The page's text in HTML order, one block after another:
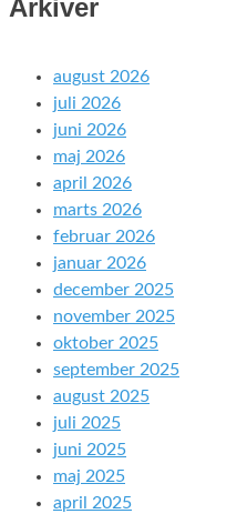
Arkiver
august 2026
juli 2026
juni 2026
maj 2026
april 2026
marts 2026
februar 2026
januar 2026
december 2025
november 2025
oktober 2025
september 2025
august 2025
juli 2025
juni 2025
maj 2025
april 2025